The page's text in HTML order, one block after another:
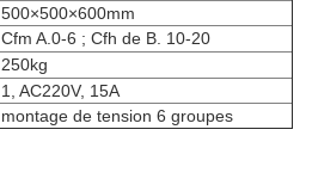
500×500×600mm
Cfm A.0-6 ; Cfh de B. 10-20
250kg
1, AC220V, 15A
montage de tension 6 groupes